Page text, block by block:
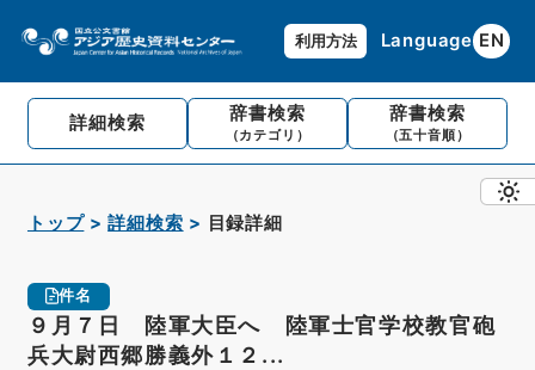
利用方法 Language EN
詳細検索 辞書検索
（カテゴリ）
辞書検索
（五十音順）
トップ 詳細検索 目録詳細
件名
９月７日 陸軍大臣へ 陸軍士官学校教官砲
兵大尉西郷勝義外１２...